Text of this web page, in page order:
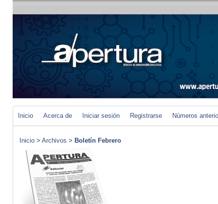
Inicio Acerca de Iniciar sesión Registrarse Números
Inicio > Archivos > Boletín Febrero